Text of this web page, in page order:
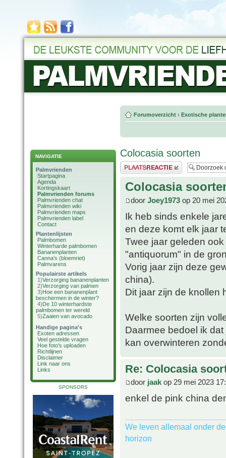
NAVIGATIE
Palmvrienden
Startpagina
Agenda
Kortingskaart
Palmvrienden forums
Palmvrienden chat
Palmvrienden wiki
Palmvrienden maps
Palmvrienden label
Contact
Plantenlijsten
Palmbomen
Winterharde palmbomen
Bananenplanten
Canna's (bloemriet)
Palmvarens
Populairste artikels
1)Verzorging bananenplanten
2)Verzorging van palmen
3)Hoe een bananenplant
beschermen in de winter?
4)De 10 winterhardste
palmbomen ter wereld
5)Zaaien van avocado
Handige pagina's
Exoten adressen
Veel gestelde vragen
Hoe foto's uploaden
Richtlijnen
Disclaimer
Link naar ons
Links
SPONSORS
Forumoverzicht ‹ Exotische
Colocasia soorten
Plaats een reactie
Colocasia
door Joey1973 op 20 mei
Ik heb sinds enkele
en deze komt elk jaar
Twee jaar geleden
"antiquorum" in de
Vorig jaar zijn deze
china).
Dit jaar zijn de knollen
Welke soorten zijn
Daarmee bedoel ik
kan overwinteren
Re: Colocasia
door jaak op 29 mei 2023
enkel de pink china
We leven allemaal onder
horizon